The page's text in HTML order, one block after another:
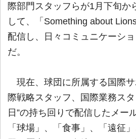
際部門スタッフらが1月下旬か
して、「Something about
配信し、日々コミュニケーシ
だ。
現在、球団に所属する国際
際戦略スタッフ、国際業務ス
日”の持ち回りで配信したメー
「球場」、「食事」、「遠征